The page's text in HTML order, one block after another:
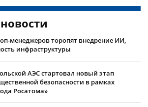
менеджеров торопят внедрение ИИ,
инфраструктуры
АЭС стартовал новый этап
безопасности в рамках
Росатома»